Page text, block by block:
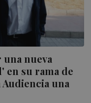
nueva
en su rama de
una